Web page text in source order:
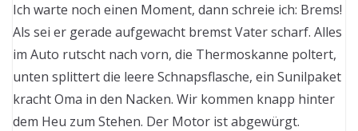
Ich warte noch einen Moment, dann schreie ich: Brems!
Als sei er gerade aufgewacht bremst Vater scharf. Alles
im Auto rutscht nach vorn, die Thermoskanne poltert,
unten splittert die leere Schnapsflasche, ein Sunilpaket
kracht Oma in den Nacken. Wir kommen knapp hinter
dem Heu zum Stehen. Der Motor ist abgewürgt.